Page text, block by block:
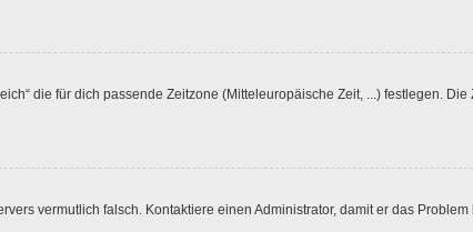
die für dich passende Zeitzone (Mitteleuropäische Zeit, ...) festlegen.
vermutlich falsch. Kontaktiere einen Administrator, damit er das